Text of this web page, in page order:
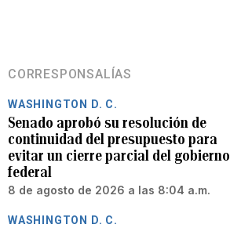
CORRESPONSALÍAS
WASHINGTON D. C.
Senado aprobó su resolución de
continuidad del presupuesto para
evitar un cierre parcial del gobierno
federal
8 de agosto de 2026 a las 8:04 a.m.
WASHINGTON D. C.